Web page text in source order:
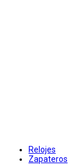
Relojes
Zapateros